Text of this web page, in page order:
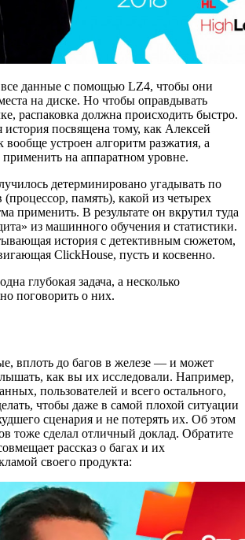
все данные с помощью LZ4, чтобы они
на диске. Но чтобы оправдывать
распаковка должна происходить быстро.
история посвящена тому, как Алексей
вообще устроен алгоритм разжатия, а
на аппаратном уровне.
детерминировано угадывать по
(процессор, память), какой из четырех
применить. В результате он вкрутил туда
из машинного обучения и статистики.
история с детективным сюжетом,
ClickHouse, пусть и косвенно.
глубокая задача, а несколько
поговорить о них.
вплоть до багов в железе — и может
как вы их исследовали. Например,
пользователей и всего остального,
чтобы даже в самой плохой ситуации
сценария и не потерять их. Об этом
тоже сделал отличный доклад. Обратите
рассказ о багах и их
своего продукта: